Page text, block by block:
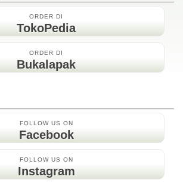
ORDER DI
TokoPedia
ORDER DI
Bukalapak
FOLLOW US ON
Facebook
FOLLOW US ON
Instagram